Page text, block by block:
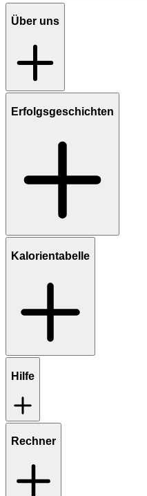
Über uns
Erfolgsgeschichten
Kalorientabelle
Hilfe
Rechner